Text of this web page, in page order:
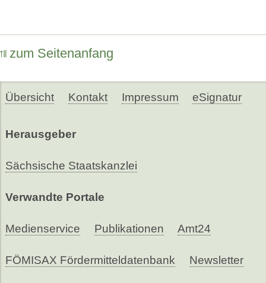
zum Seitenanfang
Übersicht Kontakt Impressum eSignatur
Herausgeber
Sächsische Staatskanzlei
Verwandte Portale
Medienservice Publikationen Amt24
FÖMISAX Fördermitteldatenbank Newsletter